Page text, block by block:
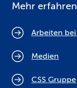
Mehr erfahren
Arbeiten bei
Medien
CSS Gruppe